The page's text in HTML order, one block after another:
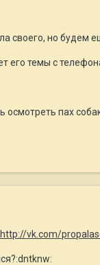
своего, но будем
его темы с
осмотреть пах
http://vk.com/